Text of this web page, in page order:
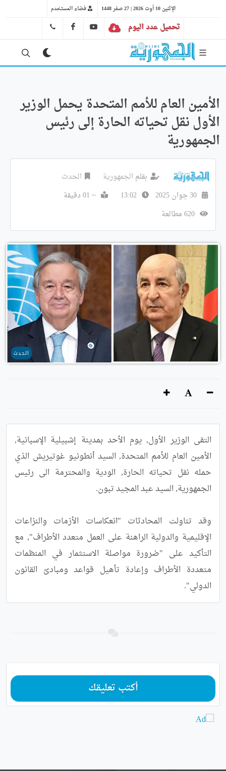
الإثنين 10 أوت 2026 | 27 صفر 1448 فضاء المستخدم
تحميل عدد اليوم YT
FB
الأمين العام للأمم المتحدة يحمل الوزير
الأول نقل تحياته الحارة إلى رئيس
الجمهورية
بقلم الجمهورية
الحدث
~ 01 دقيقة
الحدث
الدولي".
أكتب تعليقك